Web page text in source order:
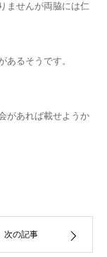
ませんが両脇には仁
あるそうです。
があれば載せようか
次の記事